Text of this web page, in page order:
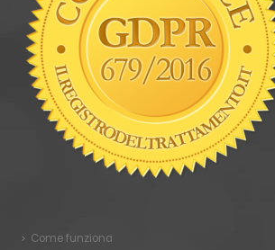
Come funziona